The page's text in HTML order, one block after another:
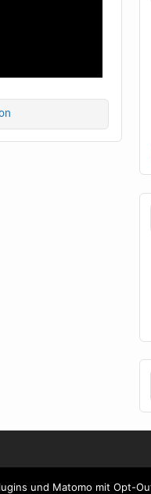
und Matomo mit Opt-